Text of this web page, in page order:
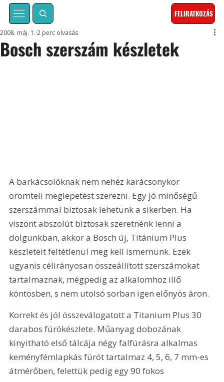
FELIRATKOZÁS
Bosch szerszám készletek
2008. máj. 1. 2 perc olvasás
A barkácsolóknak nem nehéz karácsonykor
örömteli meglepetést szerezni. Egy jó minőségű
szerszámmal biztosak lehetünk a sikerben. Ha
viszont abszolút biztosak szeretnénk lenni a
dolgunkban, akkor a Bosch új, Titánium Plus
készleteit feltétlenül meg kell ismernünk. Ezek
ugyanis célirányosan összeállított szerszámokat
tartalmaznak, mégpedig az alkalomhoz illő
köntösben, s nem utolsó sorban igen előnyös áron.
Korrekt és jól összeválogatott a Titanium Plus 30
darabos fúrókészlete. Műanyag dobozának
kinyitható első tálcája négy falfúrásra alkalmas
keményfémlapkás fúrót tartalmaz 4, 5, 6, 7 mm-es
átmérőben, felettük pedig egy 90 fokos